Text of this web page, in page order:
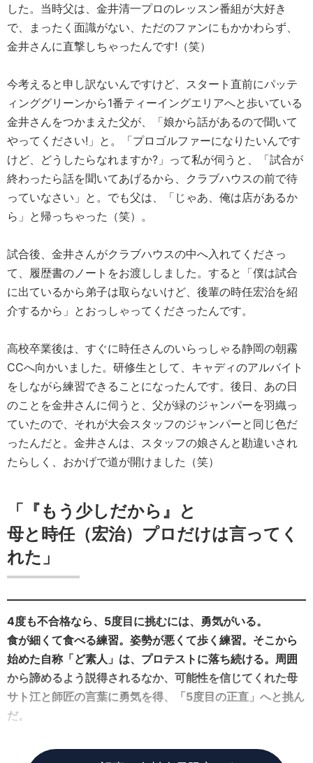
した。当時父は、金井清一プロのレッスン番組が大好き
で、まったく面識がない、ただのファンにもかかわらず、
金井さんに直撃しちゃったんです!（笑）
今考えると申し訳ないんですけど、スタート直前にパッテ
ィンググリーンから1番ティーイングエリアへと歩いている
金井さんをつかまえた父が、「娘から話があるので聞いて
やってください!」と。「プロゴルファーになりたいんです
けど、どうしたらなれますか?」って私が伺うと、「試合が
終わったら話を聞いてあげるから、クラブハウスの前で待
っていなさい」と。でも父は、「じゃあ、俺は店があるか
ら」と帰っちゃった（笑）。
試合後、金井さんがクラブハウスの中へ入れてくださっ
て、履歴書のノートをお渡ししました。すると「僕は試合
に出ているから弟子は取らないけど、後輩の時任宏治を紹
介するから」とおっしゃってくださったんです。
高校卒業後は、すぐに時任さんのいらっしゃる静岡の朝霧
CCへ向かいました。研修生として、キャディのアルバイト
をしながら練習できることになったんです。後日、あの日
のことを金井さんに伺うと、父が緑のジャンパーを羽織っ
ていたので、それが大会スタッフのジャンパーと同じ色だ
ったんだと。金井さんは、スタッフの娘さんと勘違いされ
たらしく、おかげで道が開けました（笑）
「『もう少しだから』と
母と時任（宏治）プロだけは言ってく
れた」
4度も不合格なら、5度目に挑むには、勇気がいる。
食が細くて食べる練習。姿勢が悪くて歩く練習。そこから
始めた自称「ど素人」は、プロテストに落ち続ける。周囲
から諦めるよう説得されるなか、可能性を信じてくれた母
サト江と師匠の言葉に勇気を得、「5度目の正直」へと挑ん
だ。